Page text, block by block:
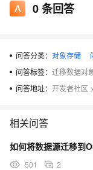
0条回答
问答分类： 对象存储
问答标签： 迁移数据对
问答地址： 开发者社区 >
相关问答
如何将数据源迁移到
501 2